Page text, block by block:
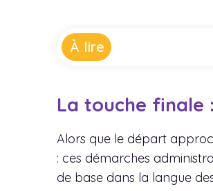
À lire
La touche
Alors que le départ
: ces démarches
de base dans la langue